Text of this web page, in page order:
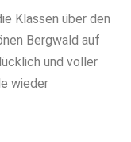
Klassen über den
Bergwald auf
und voller
wieder